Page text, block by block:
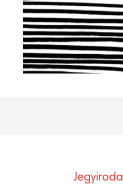
Jegyiroda